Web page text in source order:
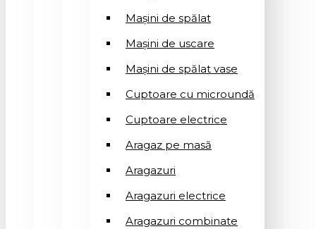
Mașini de spălat
Mașini de uscare
Mașini de spălat vase
Cuptoare cu microundă
Cuptoare electrice
Aragaz pe masă
Aragazuri
Aragazuri electrice
Aragazuri combinate